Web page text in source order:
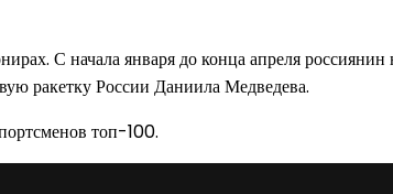
С начала января до конца апреля
ракетку России Даниила Медведева.
топ-100.